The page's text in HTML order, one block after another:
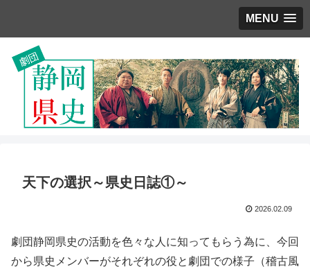
MENU
天下の選択～県史日誌①～
2026.02.09
劇団静岡県史の活動を色々な人に知ってもらう為に、今回
から県史メンバーがそれぞれの役と劇団での様子（稽古風